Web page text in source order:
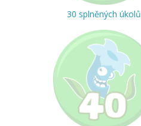
30 splněných úkolů